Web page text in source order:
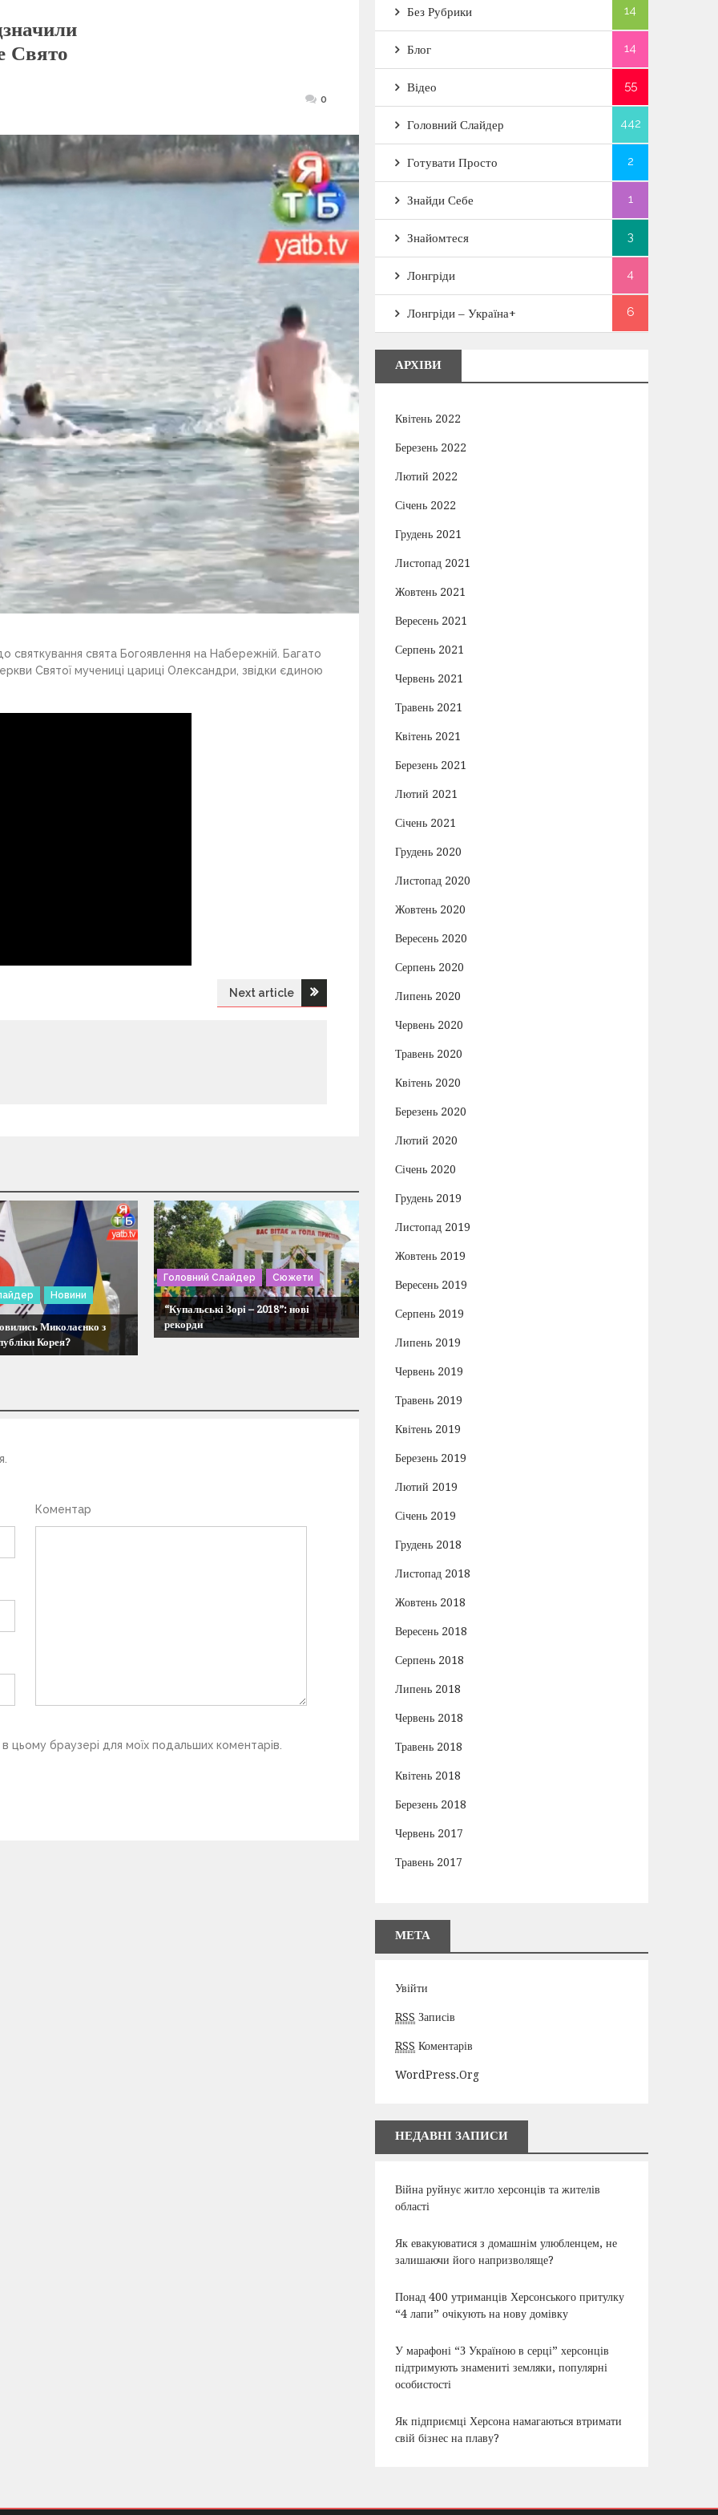
Свято
0
свята Богоявлення на Набережній. Багато
Святої мучениці цариці Олександри, звідки єдиною
Next article
Новини
Миколаєнко з
Корея?
Головний Слайдер Сюжети
“Купальські Зорі – 2018”: нові
рекорди
Коментар
цьому браузері для моїх подальших коментарів.
Без Рубрики 14
Блог 14
Відео 55
Головний Слайдер 442
Готувати Просто 2
Знайди Себе 1
Знайомтеся 3
Лонгріди 4
Лонгріди – Україна+ 6
АРХІВИ
Квітень 2022
Березень 2022
Лютий 2022
Січень 2022
Грудень 2021
Листопад 2021
Жовтень 2021
Вересень 2021
Серпень 2021
Червень 2021
Травень 2021
Квітень 2021
Березень 2021
Лютий 2021
Січень 2021
Грудень 2020
Листопад 2020
Жовтень 2020
Вересень 2020
Серпень 2020
Липень 2020
Червень 2020
Травень 2020
Квітень 2020
Березень 2020
Лютий 2020
Січень 2020
Грудень 2019
Листопад 2019
Жовтень 2019
Вересень 2019
Серпень 2019
Липень 2019
Червень 2019
Травень 2019
Квітень 2019
Березень 2019
Лютий 2019
Січень 2019
Грудень 2018
Листопад 2018
Жовтень 2018
Вересень 2018
Серпень 2018
Липень 2018
Червень 2018
Травень 2018
Квітень 2018
Березень 2018
Червень 2017
Травень 2017
МЕТА
Увійти
RSS Записів
RSS Коментарів
WordPress.org
НЕДАВНІ ЗАПИСИ
Війна руйнує житло херсонців та жителів
області
Як евакуюватися з домашнім улюбленцем, не
залишаючи його напризволяще?
Понад 400 утриманців Херсонського притулку
“4 лапи” очікують на нову домівку
У марафоні “З Україною в серці” херсонців
підтримують знамениті земляки, популярні
особистості
Як підприємці Херсона намагаються втримати
свій бізнес на плаву?